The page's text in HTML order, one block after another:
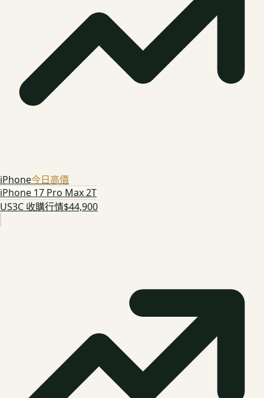
iPhone今日高價
iPhone 17 Pro Max 2T
US3C 收購行情$44,900